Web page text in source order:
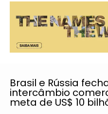
Brasil e Rússia
intercâmbio
meta de US$ 10